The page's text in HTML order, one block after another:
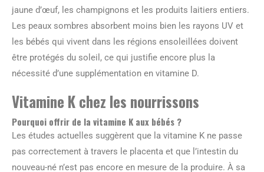
jaune d’œuf, les champignons et les produits laitiers entiers.
Les peaux sombres absorbent moins bien les rayons UV et
les bébés qui vivent dans les régions ensoleillées doivent
être protégés du soleil, ce qui justifie encore plus la
nécessité d’une supplémentation en vitamine D.
Vitamine K chez les nourrissons
Pourquoi offrir de la vitamine K aux bébés ?
Les études actuelles suggèrent que la vitamine K ne passe
pas correctement à travers le placenta et que l’intestin du
nouveau-né n’est pas encore en mesure de la produire. À sa